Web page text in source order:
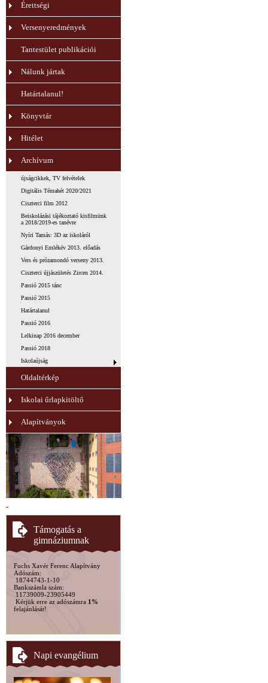
Érettségi
Versenyeredmények
Tantestület publikációi
Nálunk jártak
Határtalanul!
Könyvtár
Hitélet
Archívum
újságcikkek, TV felvételek
Digitális Témahét 2020/2021
Ciszterci film 2012
Beiskolázási tájékoztató kisfilmünk
a 2018/2019-es tanévre
Nyíri Tamás: 3D az iskoláról
Gárdonyi Emlékév 2013. előadás
Vers és prózamondó verseny 2013.
Ciszterci újjászületés Zircen 2014.
Passió 2015 tánc
Passió 2015
Határtalanul
Passió 2016
Lelkinap 2016 december
Passió 2018
Iskolaújság
Oldaltérkép
Iskolai űrlapkitöltő
Alapítványok
Támogatás a
gimnáziumnak
Fuchs Xavér Ferenc Alapítvány
Adószám:
18744743-1-10
Bankszámla szám:
11739009-23905449
Kérjük erre az adószámra 1%
felajánlását!
Napi evangélium